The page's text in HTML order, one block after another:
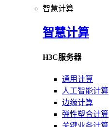
智慧计算
智慧计算
H3C服务器
通用计算
人工智能计算
边缘计算
弹性塑合计算